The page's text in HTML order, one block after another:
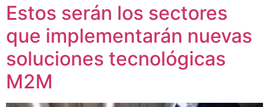
Estos serán los sectores
que implementarán nuevas
soluciones tecnológicas
M2M